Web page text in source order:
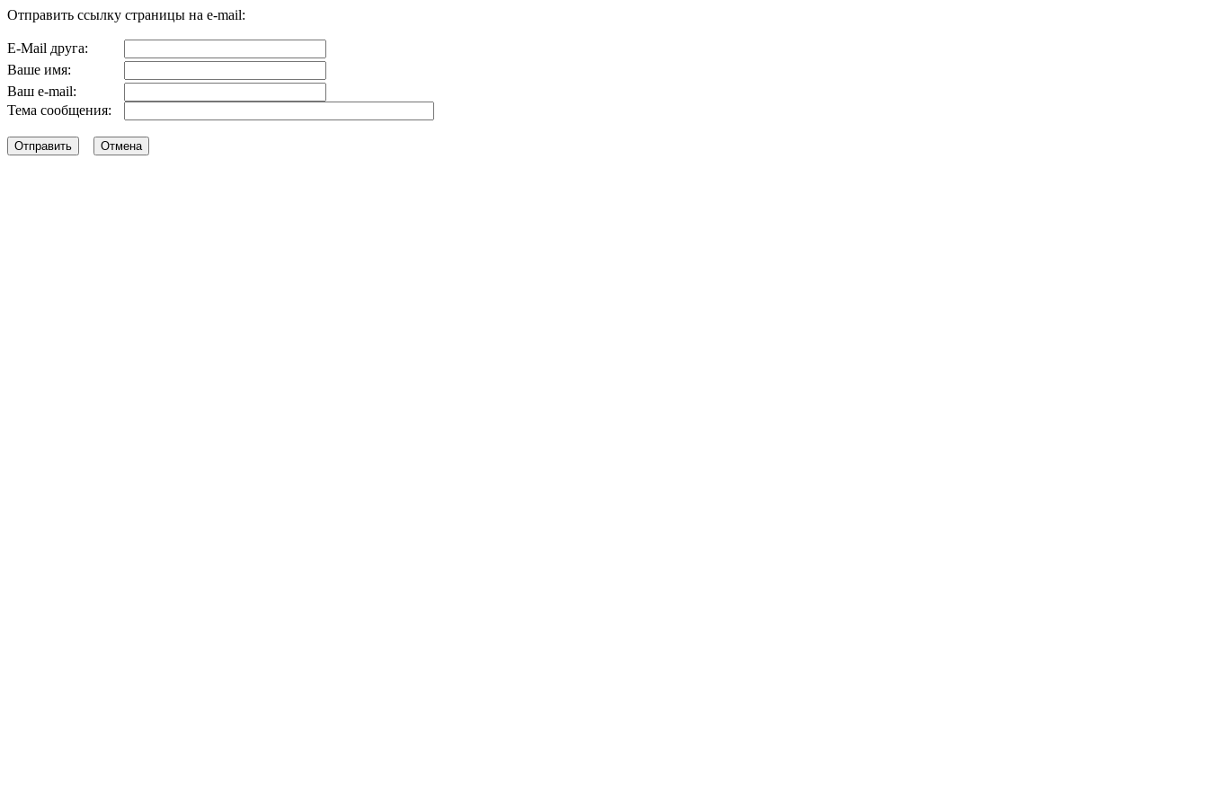
Отправить ссылку страницы на e-mail:
E-Mail друга:
Ваше имя:
Ваш e-mail:
Тема сообщения: